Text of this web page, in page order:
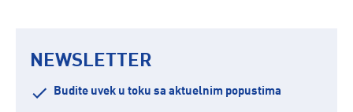
NEWSLETTER
Budite uvek u toku sa aktuelnim popustima